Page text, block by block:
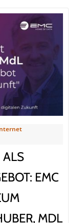
Eröffnungsfeier
mit
Gästen
aus
Wirtschaft
und
Politik
ausgebucht
–
eröffnet
Cloud
und
ALS
EMC
MDL